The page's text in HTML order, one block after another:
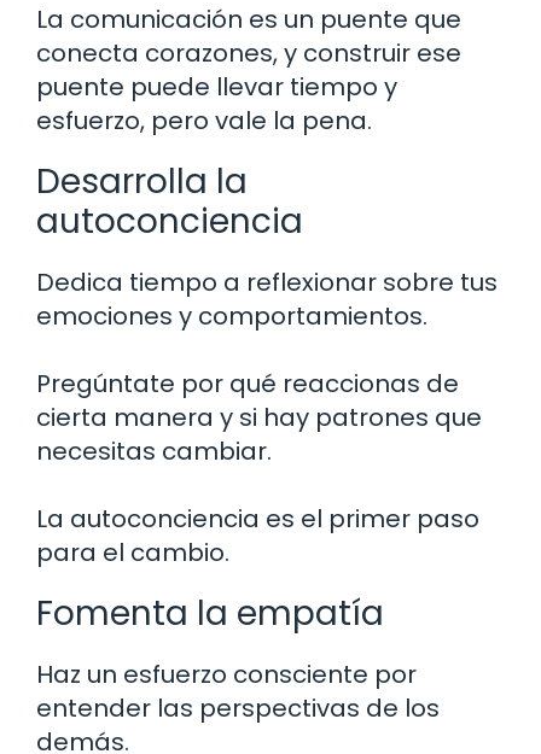
La comunicación es un puente que
conecta corazones, y construir ese
puente puede llevar tiempo y
esfuerzo, pero vale la pena.
Desarrolla la
autoconciencia
Dedica tiempo a reflexionar sobre tus
emociones y comportamientos.
Pregúntate por qué reaccionas de
cierta manera y si hay patrones que
necesitas cambiar.
La autoconciencia es el primer paso
para el cambio.
Fomenta la empatía
Haz un esfuerzo consciente por
entender las perspectivas de los
demás.